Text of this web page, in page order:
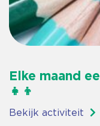
Elke maand
👧👦
Bekijk activiteit